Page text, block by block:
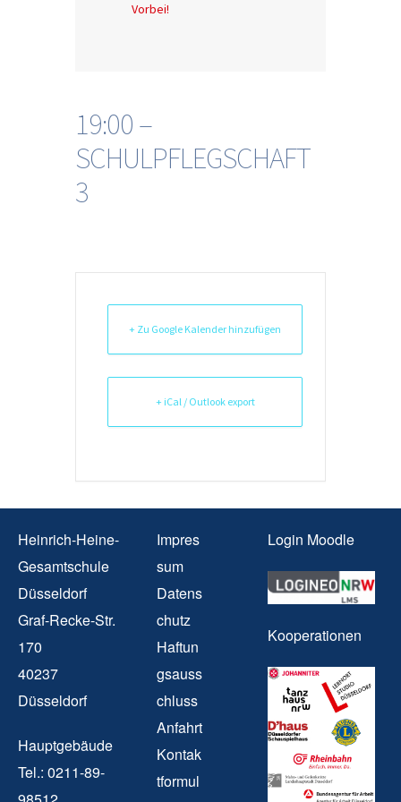
Vorbei!
19:00 –
SCHULPFLEGSCHAFT
3
+ Zu Google Kalender hinzufügen
+ iCal / Outlook export
Heinrich-Heine-
Gesamtschule
Düsseldorf
Graf-Recke-Str.
170
40237
Düsseldorf
Hauptgebäude
Tel.: 0211-89-
Impres
sum
Datens
chutz
Haftun
gsauss
chluss
Anfahrt
Kontak
tformul
Login Moodle
Kooperationen